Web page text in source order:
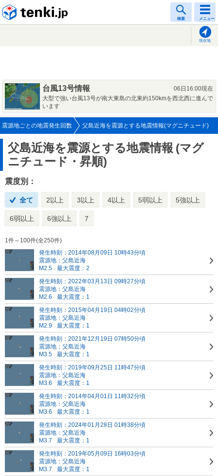
検索 メニュー
現在地
台風13号情報
06日16:00現在
大型で強い台風13号が南大東島の北東約150kmを西北西に進んで
います
震源地ごとの地震発生回数 父島近海を震源とする地震情報(マグニチュード)
父島近海を震源とする地震情報 (マグ
ニチュード・昇順)
震度別：
全て 2以上 3以上 4以上 5弱以上 5強以上
6弱以上 6強以上 7
1件～100件(全250件)
発生時刻：2014年08月09日 10時43分頃
震源地：父島近海
M2.5
最大震度：2
発生時刻：2022年03月13日 09時27分頃
震源地：父島近海
M2.6
最大震度：1
発生時刻：2015年04月19日 04時02分頃
震源地：父島近海
M2.9
最大震度：1
発生時刻：2021年12月19日 07時50分頃
震源地：父島近海
M3.5
最大震度：1
発生時刻：2019年09月25日 11時47分頃
震源地：父島近海
M3.6
最大震度：1
発生時刻：2014年04月01日 11時32分頃
震源地：父島近海
M3.6
最大震度：1
発生時刻：2024年01月28日 01時38分頃
震源地：父島近海
M3.7
最大震度：1
発生時刻：2019年05月09日 16時03分頃
震源地：父島近海
M3.7
最大震度：1